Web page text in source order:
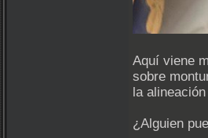
Aquí viene
sobre
la
¿Alguien